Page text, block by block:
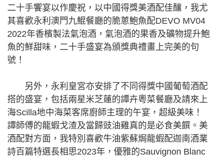
二十手饗宴以作慶祝，以中國得獎美酒配佳釀，我尤
其喜歡永利澳門九鯤餐廳的脆蔥鮑魚配DEVO MV04
2022年香檳製法氣泡酒，氣泡酒的果香及礦物提升鮑
魚的鮮甜味，二十手盛宴為頒獎典禮畫上完美的句
號！
另外，永利皇宮亦安排了不同得獎中國葡萄酒配
搭的盛宴，包括兩星米芝蓮的譚卉粵菜餐廳及請來上
海Scilla地中海菜客席廚師主理的午宴，超級美味！
譚師傅的龍蝦戈渣及當歸豉油雞真的是必食美饌。美
酒配對方面，我特別喜歡牛油紫蘇焗龍蝦配迦南酒業
詩百篇特選長相思2023年，優雅的Sauvignon Blanc